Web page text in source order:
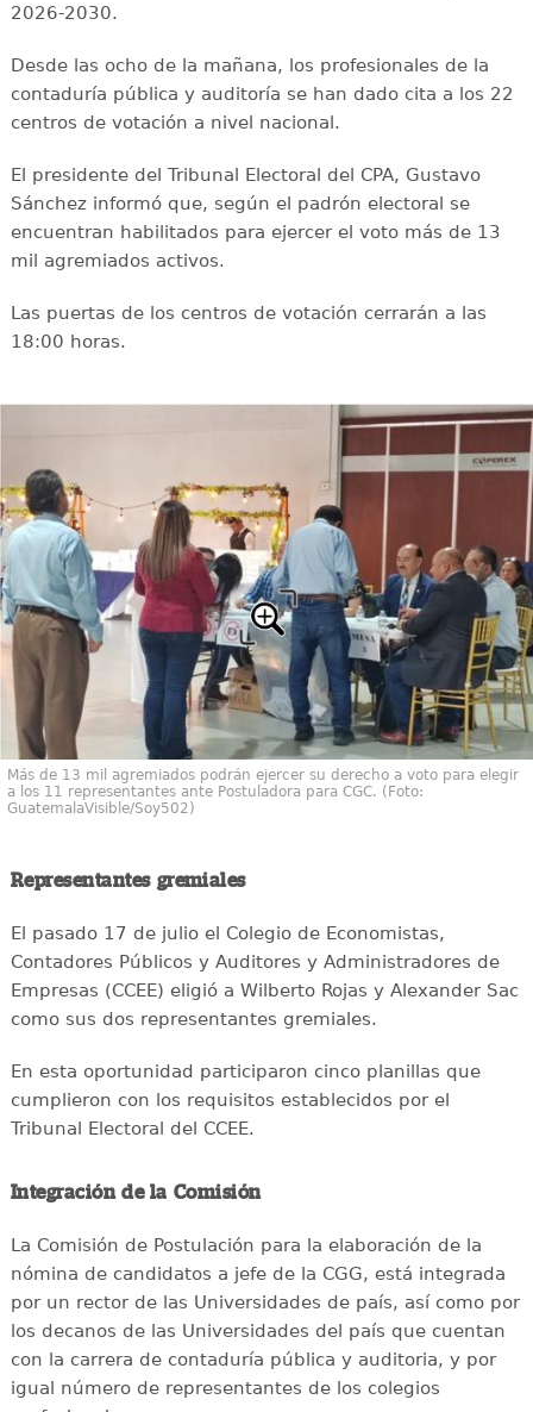
2026-2030.
Desde las ocho de la mañana, los profesionales de la
contaduría pública y auditoría se han dado cita a los 22
centros de votación a nivel nacional.
El presidente del Tribunal Electoral del CPA, Gustavo
Sánchez informó que, según el padrón electoral se
encuentran habilitados para ejercer el voto más de 13
mil agremiados activos.
Las puertas de los centros de votación cerrarán a las
18:00 horas.
Más de 13 mil agremiados podrán ejercer su derecho a voto para elegir
a los 11 representantes ante Postuladora para CGC. (Foto:
GuatemalaVisible/Soy502)
Representantes gremiales
El pasado 17 de julio el Colegio de Economistas,
Contadores Públicos y Auditores y Administradores de
Empresas (CCEE) eligió a Wilberto Rojas y Alexander Sac
como sus dos representantes gremiales.
En esta oportunidad participaron cinco planillas que
cumplieron con los requisitos establecidos por el
Tribunal Electoral del CCEE.
Integración de la Comisión
La Comisión de Postulación para la elaboración de la
nómina de candidatos a jefe de la CGG, está integrada
por un rector de las Universidades de país, así como por
los decanos de las Universidades del país que cuentan
con la carrera de contaduría pública y auditoria, y por
igual número de representantes de los colegios